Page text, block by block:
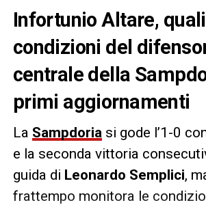
Infortunio Altare,
condizioni del
centrale della
primi aggiornamenti
La Sampdoriasi gode l’1-0
e la seconda vittoria
guida di Leonardo Semplici,
frattempo monitora le